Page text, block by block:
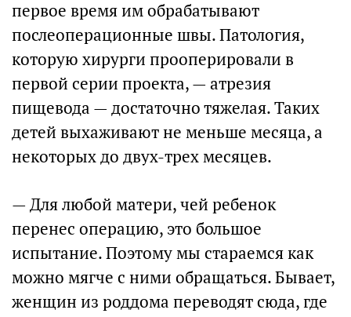
первое время им обрабатывают
послеоперационные швы. Патология,
которую хирурги прооперировали в
первой серии проекта, — атрезия
пищевода — достаточно тяжелая. Таких
детей выхаживают не меньше месяца, а
некоторых до двух-трех месяцев.
— Для любой матери, чей ребенок
перенес операцию, это большое
испытание. Поэтому мы стараемся как
можно мягче с ними обращаться. Бывает,
женщин из роддома переводят сюда, где